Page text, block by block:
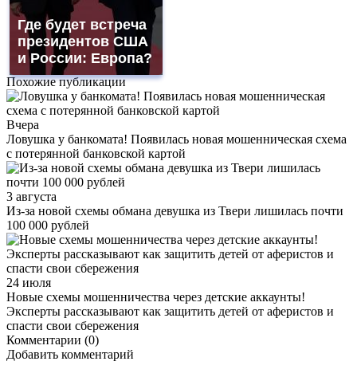
Где будет встреча
президентов США
и России: Европа?
Похожие публикации
Вчера
Ловушка у банкомата! Появилась новая мошенническая схема
с потерянной банковской картой
3 августа
Из-за новой схемы обмана девушка из Твери лишилась почти
100 000 рублей
24 июля
Новые схемы мошенничества через детские аккаунты!
Эксперты рассказывают как защитить детей от аферистов и
спасти свои сбережения
Комментарии (0)
Добавить комментарий